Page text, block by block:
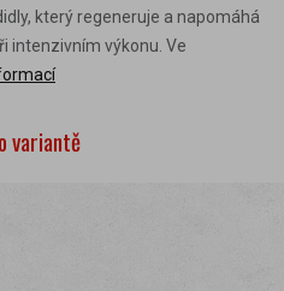
který regeneruje a napomáhá
intenzivním výkonu. Ve
variantě